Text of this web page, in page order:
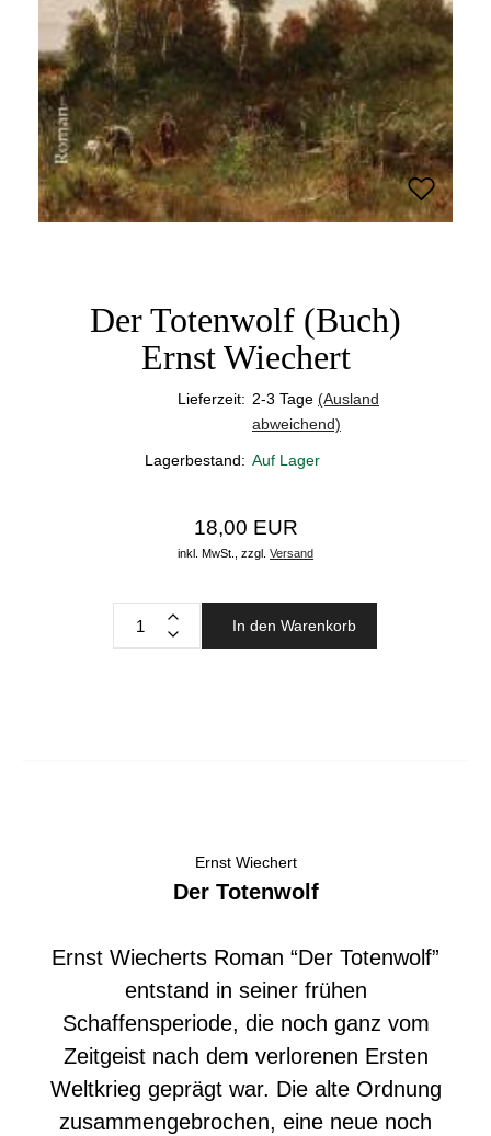
Der Totenwolf (Buch)
Ernst Wiechert
Lieferzeit: 2-3 Tage (Ausland
abweichend)
Lagerbestand: Auf Lager
18,00 EUR
inkl. MwSt., zzgl. Versand
In den Warenkorb
Ernst Wiechert
Der Totenwolf
Ernst Wiecherts Roman “Der Totenwolf”
entstand in seiner frühen
Schaffensperiode, die noch ganz vom
Zeitgeist nach dem verlorenen Ersten
Weltkrieg geprägt war. Die alte Ordnung
zusammengebrochen, eine neue noch